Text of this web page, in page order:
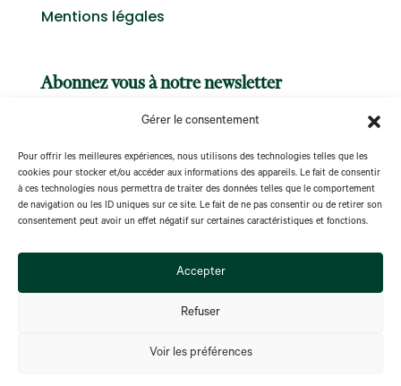
Gérer le consentement
Pour offrir les meilleures expériences, nous utilisons des technologies telles que les
cookies pour stocker et/ou accéder aux informations des appareils. Le fait de consentir
à ces technologies nous permettra de traiter des données telles que le comportement
de navigation ou les ID uniques sur ce site. Le fait de ne pas consentir ou de retirer son
consentement peut avoir un effet négatif sur certaines caractéristiques et fonctions.
Accepter
Refuser
Voir les préférences
Mentions légales
Abonnez vous à notre newsletter
S'abonner
@ Copyright CBRE Impact